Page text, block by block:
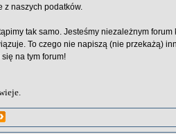
z naszych podatków.
tak samo. Jesteśmy niezależnym
To czego nie napiszą (nie przekażą)
na tym forum!